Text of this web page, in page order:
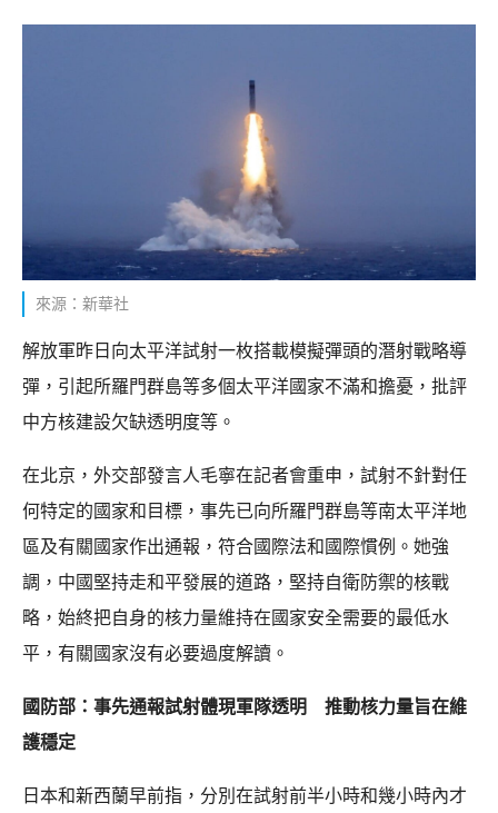
來源：新華社
解放軍昨日向太平洋試射一枚搭載模擬彈頭的潛射戰略導
彈，引起所羅門群島等多個太平洋國家不滿和擔憂，批評
中方核建設欠缺透明度等。
在北京，外交部發言人毛寧在記者會重申，試射不針對任
何特定的國家和目標，事先已向所羅門群島等南太平洋地
區及有關國家作出通報，符合國際法和國際慣例。她強
調，中國堅持走和平發展的道路，堅持自衛防禦的核戰
略，始終把自身的核力量維持在國家安全需要的最低水
平，有關國家沒有必要過度解讀。
國防部：事先通報試射體現軍隊透明 推動核力量旨在維
護穩定
日本和新西蘭早前指，分別在試射前半小時和幾小時內才